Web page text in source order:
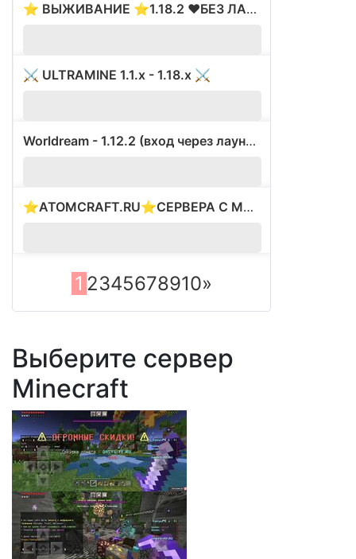
⭐ ВЫЖИВАНИЕ ⭐1.18.2 ❤️БЕЗ ЛАГОВ И АДМИНОК❤️༼ ◕
⚔️ ULTRAMINE 1.1.x - 1.18.x ⚔️
Worldream - 1.12.2 (вход через лаунчер Worldream)
⭐ATOMCRAFT.RU⭐СЕРВЕРА С МОДАМИ⭐ВАЙП 28.02⭐
1 2345678910»
Выберите сервер
Minecraft